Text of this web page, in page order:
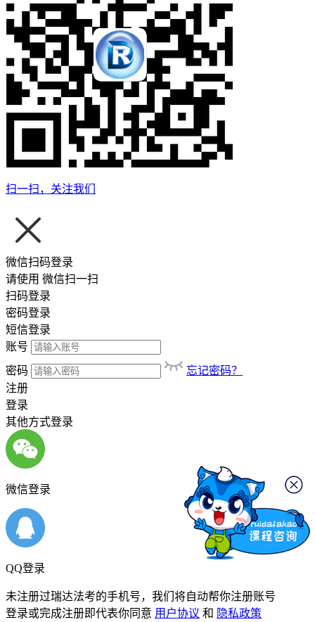
扫一扫，关注我们
微信扫码登录
请使用 微信扫一扫
扫码登录
密码登录
短信登录
账号
密码
忘记密码？
注册
登录
其他方式登录
微信登录
QQ登录
未注册过瑞达法考的手机号，我们将自动帮你注册账号
登录或完成注册即代表你同意 用户协议 和 隐私政策